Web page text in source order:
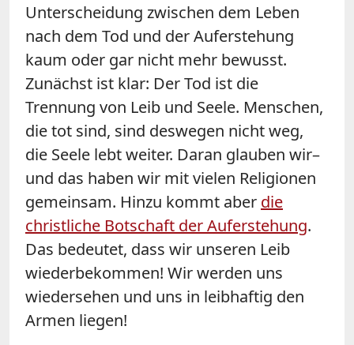
Unterscheidung zwischen dem Leben
nach dem Tod und der Auferstehung
kaum oder gar nicht mehr bewusst.
Zunächst ist klar: Der Tod ist die
Trennung von Leib und Seele. Menschen,
die tot sind, sind deswegen nicht weg,
die Seele lebt weiter. Daran glauben wir–
und das haben wir mit vielen Religionen
gemeinsam. Hinzu kommt aber die
christliche Botschaft der Auferstehung.
Das bedeutet, dass wir unseren Leib
wiederbekommen! Wir werden uns
wiedersehen und uns in leibhaftig den
Armen liegen!